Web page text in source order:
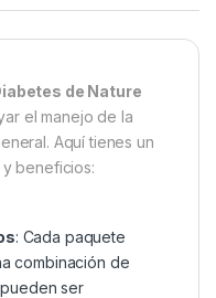
de Nature
el manejo de la
Aquí tienes un
beneficios:
: Cada paquete
combinación de
ser